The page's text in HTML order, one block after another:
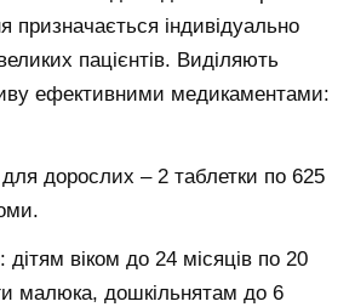
призначається індивідуально
пацієнтів. Виділяють
ефективними медикаментами:
дорослих – 2 таблетки по 625
дітям віком до 24 місяців по 20
малюка, дошкільнятам до 6